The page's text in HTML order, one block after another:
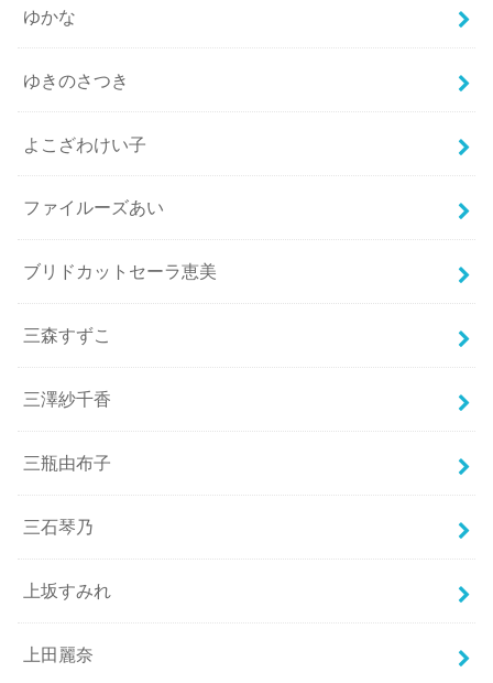
ゆかな
ゆきのさつき
よこざわけい子
ファイルーズあい
ブリドカットセーラ恵美
三森すずこ
三澤紗千香
三瓶由布子
三石琴乃
上坂すみれ
上田麗奈